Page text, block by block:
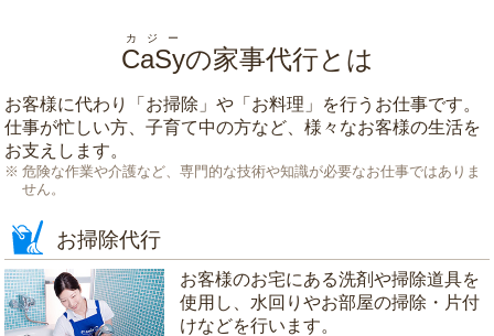
CaSy
カジー
の家事代行とは
お客様に代わり「 お掃除 」や「 お料理 」を行うお仕事です。
仕事が忙しい方、子育て中の方など、様々なお客様の生活を
お支えします。
危険な作業や介護など、専門的な技術や知識が必要なお仕事ではありま
せん。
お掃除代行
お客様のお宅にある洗剤や掃除道具を
使用し、水回りやお部屋の掃除・片付
けなどを行います。